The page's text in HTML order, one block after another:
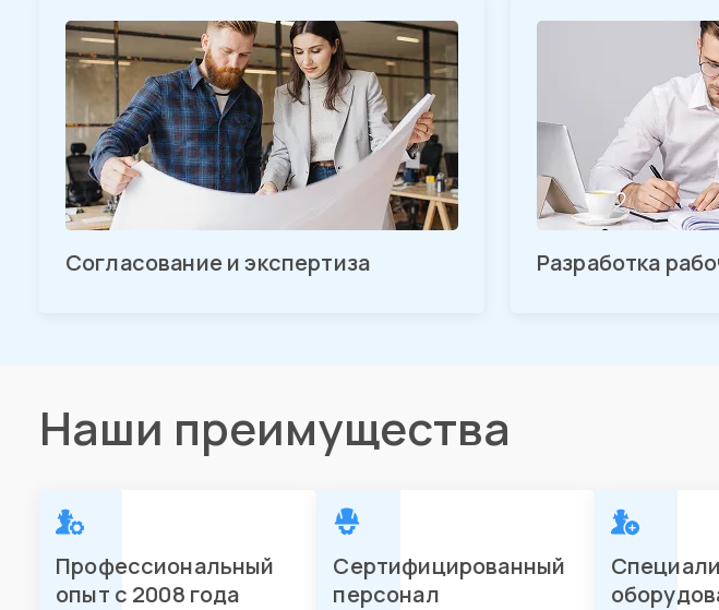
Согласование и экспертиза Разработка
Наши преимущества
Профессиональный
опыт с 2008 года
Сертифицированный
персонал